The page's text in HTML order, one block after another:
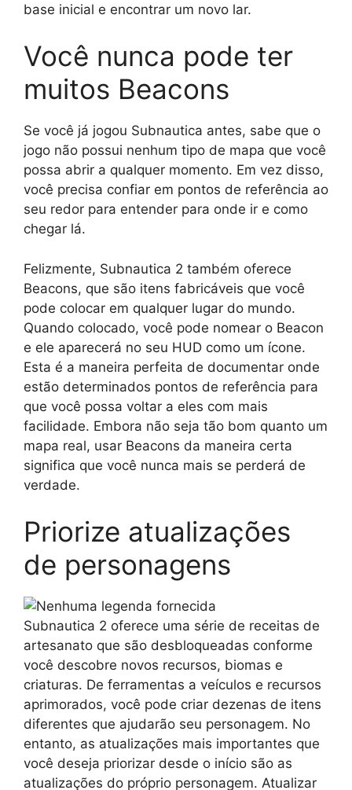
base inicial e encontrar um novo lar.
Você nunca pode ter
muitos Beacons
Se você já jogou Subnautica antes, sabe que o
jogo não possui nenhum tipo de mapa que você
possa abrir a qualquer momento. Em vez disso,
você precisa confiar em pontos de referência ao
seu redor para entender para onde ir e como
chegar lá.
Felizmente, Subnautica 2 também oferece
Beacons, que são itens fabricáveis ​​que você
pode colocar em qualquer lugar do mundo.
Quando colocado, você pode nomear o Beacon
e ele aparecerá no seu HUD como um ícone.
Esta é a maneira perfeita de documentar onde
estão determinados pontos de referência para
que você possa voltar a eles com mais
facilidade. Embora não seja tão bom quanto um
mapa real, usar Beacons da maneira certa
significa que você nunca mais se perderá de
verdade.
Priorize atualizações
de personagens
Subnautica 2 oferece uma série de receitas de
artesanato que são desbloqueadas conforme
você descobre novos recursos, biomas e
criaturas. De ferramentas a veículos e recursos
aprimorados, você pode criar dezenas de itens
diferentes que ajudarão seu personagem. No
entanto, as atualizações mais importantes que
você deseja priorizar desde o início são as
atualizações do próprio personagem. Atualizar